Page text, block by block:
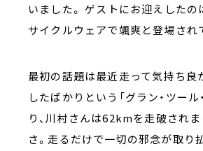
いました。 ゲストにお迎えした
サイクルウェアで颯爽と登場され
最初の話題は最近走って気持ち良
したばかりという「グラン・ツー
り、川村さんは62kmを走破され
さ。走るだけで一切の邪念が取り